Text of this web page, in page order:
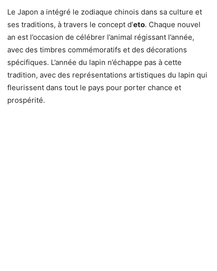
Le Japon a intégré le zodiaque chinois dans sa culture et
ses traditions, à travers le concept d’eto. Chaque nouvel
an est l’occasion de célébrer l’animal régissant l’année,
avec des timbres commémoratifs et des décorations
spécifiques. L’année du lapin n’échappe pas à cette
tradition, avec des représentations artistiques du lapin qui
fleurissent dans tout le pays pour porter chance et
prospérité.